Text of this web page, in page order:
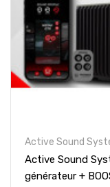
Active Sound
Active Sound
générateur +